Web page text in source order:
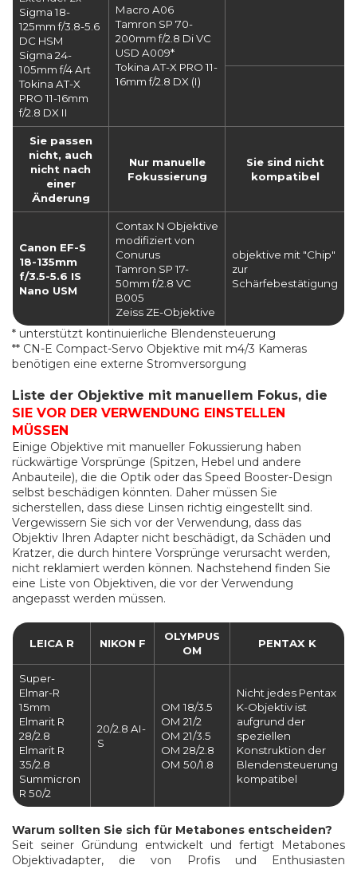
Sigma 18-
125mm f/3.8-5.6
DC HSM
Sigma 24-
105mm f/4 Art
Tokina AT-X
PRO 11-16mm
f/2.8 DX II
Macro A06
Tamron SP 70-
200mm f/2.8 Di VC
USD A009*
Tokina AT-X PRO 11-
16mm f/2.8 DX (I)
Sie passen
nicht, auch
nicht nach
einer
Änderung
Nur manuelle
Fokussierung
Sie sind nicht
kompatibel
Canon EF-S
18-135mm
f/3.5-5.6 IS
Nano USM
Contax N Objektive
modifiziert von
Conurus
Tamron SP 17-
50mm f/2.8 VC
B005
Zeiss ZE-Objektive
objektive mit "Chip"
zur
Schärfebestätigung
* unterstützt kontinuierliche Blendensteuerung
** CN-E Compact-Servo Objektive mit m4/3 Kameras
benötigen eine externe Stromversorgung
Liste der Objektive mit manuellem Fokus, die
SIE VOR DER VERWENDUNG EINSTELLEN
MÜSSEN
Einige Objektive mit manueller Fokussierung haben
rückwärtige Vorsprünge (Spitzen, Hebel und andere
Anbauteile), die die Optik oder das Speed Booster-Design
selbst beschädigen könnten. Daher müssen Sie
sicherstellen, dass diese Linsen richtig eingestellt sind.
Vergewissern Sie sich vor der Verwendung, dass das
Objektiv Ihren Adapter nicht beschädigt, da Schäden und
Kratzer, die durch hintere Vorsprünge verursacht werden,
nicht reklamiert werden können. Nachstehend finden Sie
eine Liste von Objektiven, die vor der Verwendung
angepasst werden müssen.
LEICA R NIKON F
OLYMPUS
OM
PENTAX K
Super-
Elmar-R
15mm
Elmarit R
28/2.8
Elmarit R
35/2.8
Summicron
R 50/2
20/2.8 AI-
S
OM 18/3.5
OM 21/2
OM 21/3.5
OM 28/2.8
OM 50/1.8
Nicht jedes Pentax
K-Objektiv ist
aufgrund der
speziellen
Konstruktion der
Blendensteuerung
kompatibel
Warum sollten Sie sich für Metabones entscheiden?
Seit seiner Gründung entwickelt und fertigt Metabones
Objektivadapter, die von Profis und Enthusiasten